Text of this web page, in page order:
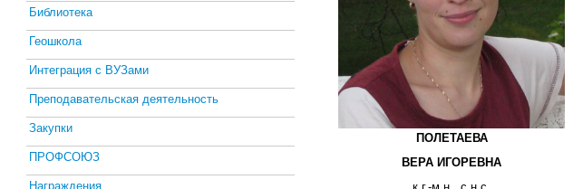
Библиотека
Геошкола
Интеграция с ВУЗами
Преподавательская деятельность
Закупки
ПРОФСОЮЗ
Награждения
ПОЛЕТАЕВА
ВЕРА ИГОРЕВНА